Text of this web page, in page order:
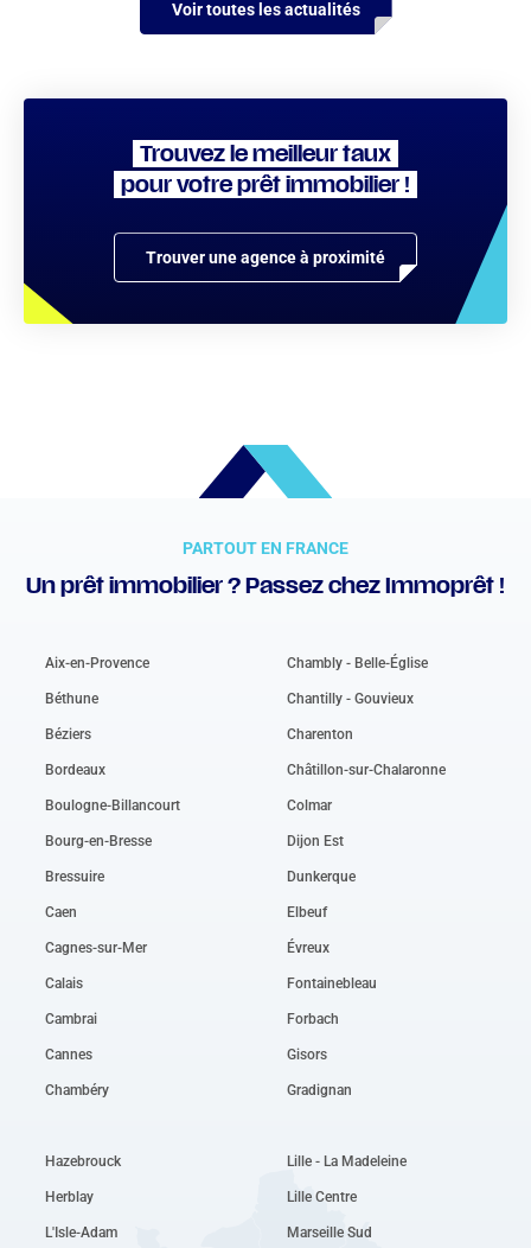
Voir toutes les actualités
Trouvez le meilleur taux
pour votre prêt immobilier !
Trouver une agence à proximité
PARTOUT EN FRANCE
Un prêt immobilier ? Passez chez Immoprêt !
Aix-en-Provence
Béthune
Béziers
Bordeaux
Boulogne-Billancourt
Bourg-en-Bresse
Bressuire
Caen
Cagnes-sur-Mer
Calais
Cambrai
Cannes
Chambéry
Chambly - Belle-Église
Chantilly - Gouvieux
Charenton
Châtillon-sur-Chalaronne
Colmar
Dijon Est
Dunkerque
Elbeuf
Évreux
Fontainebleau
Forbach
Gisors
Gradignan
Hazebrouck
Herblay
L'Isle-Adam
Lille - La Madeleine
Lille Centre
Marseille Sud